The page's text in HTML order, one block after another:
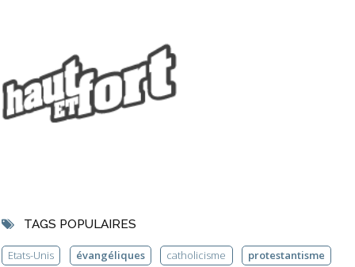
TAGS POPULAIRES
Etats-Unis évangéliques catholicisme
protestantisme